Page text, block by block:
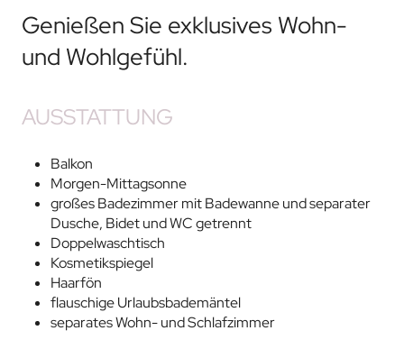
Genießen Sie exklusives Wohn-
und Wohlgefühl.
AUSSTATTUNG
Balkon
Morgen-Mittagsonne
großes Badezimmer mit Badewanne und separater
Dusche, Bidet und WC getrennt
Doppelwaschtisch
Kosmetikspiegel
Haarfön
flauschige Urlaubsbademäntel
separates Wohn- und Schlafzimmer